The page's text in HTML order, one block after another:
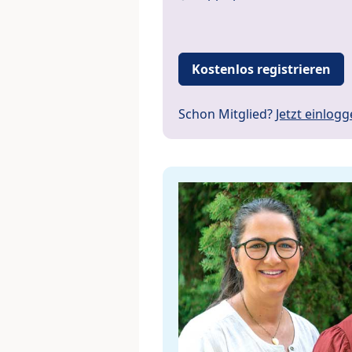
Kostenlos registrieren
Schon Mitglied? Jetzt